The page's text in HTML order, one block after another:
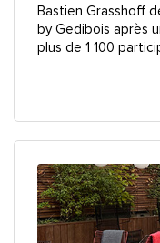
Bastien Grasshoff
by Gedibois après
plus de 1 100